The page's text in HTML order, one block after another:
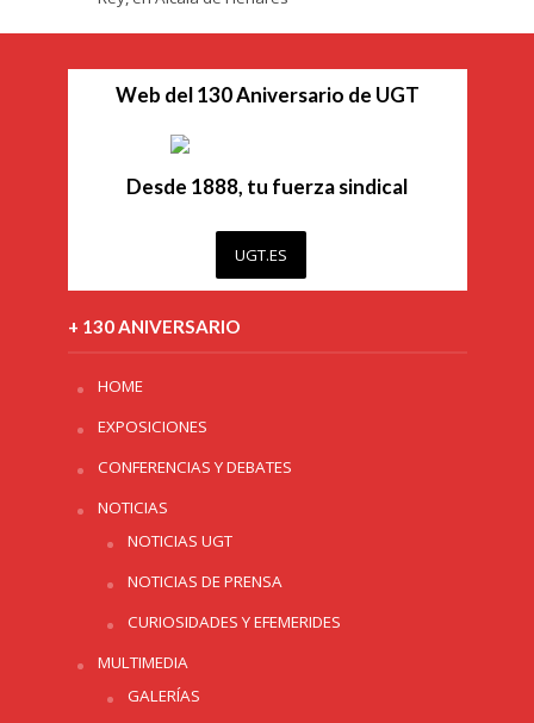
Web del 130 Aniversario de UGT
Desde 1888, tu fuerza sindical
UGT.ES
+ 130 ANIVERSARIO
HOME
EXPOSICIONES
CONFERENCIAS Y DEBATES
NOTICIAS
NOTICIAS UGT
NOTICIAS DE PRENSA
CURIOSIDADES Y EFEMERIDES
MULTIMEDIA
GALERÍAS